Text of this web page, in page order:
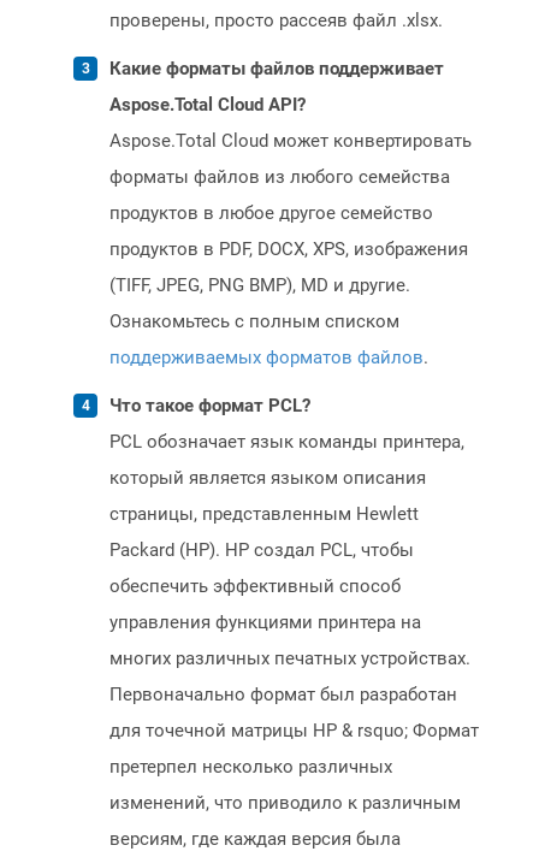
проверены, просто рассеяв файл .xlsx.
Какие форматы файлов поддерживает
Aspose.Total Cloud API?
Aspose.Total Cloud может конвертировать
форматы файлов из любого семейства
продуктов в любое другое семейство
продуктов в PDF, DOCX, XPS, изображения
(TIFF, JPEG, PNG BMP), MD и другие.
Ознакомьтесь с полным списком
поддерживаемых форматов файлов.
Что такое формат PCL?
PCL обозначает язык команды принтера,
который является языком описания
страницы, представленным Hewlett
Packard (HP). HP создал PCL, чтобы
обеспечить эффективный способ
управления функциями принтера на
многих различных печатных устройствах.
Первоначально формат был разработан
для точечной матрицы HP & rsquo; Формат
претерпел несколько различных
изменений, что приводило к различным
версиям, где каждая версия была